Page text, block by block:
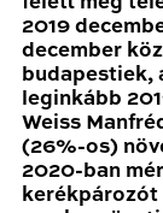
2019
december
budapestiek,
leginkább
Weiss
(26%-os)
2020-ban
kerékpározót